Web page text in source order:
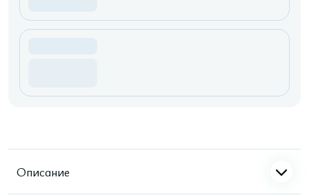
Описание